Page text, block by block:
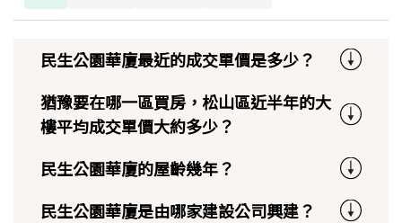
民生公園華廈最近的成交單價是多少？
猶豫要在哪一區買房，松山區近半年的大
樓平均成交單價大約多少？
民生公園華廈的屋齡幾年？
民生公園華廈是由哪家建設公司興建？